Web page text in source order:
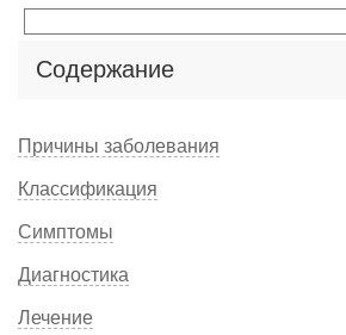
Содержание
Причины заболевания
Классификация
Симптомы
Диагностика
Лечение